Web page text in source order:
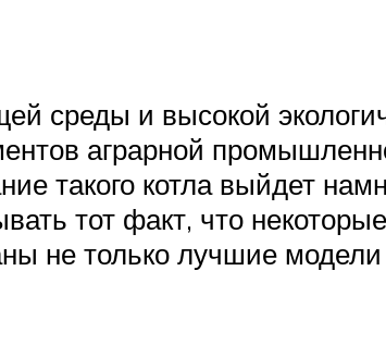
среды и высокой
аграрной
такого котла выйдет
тот факт, что
не только лучшие